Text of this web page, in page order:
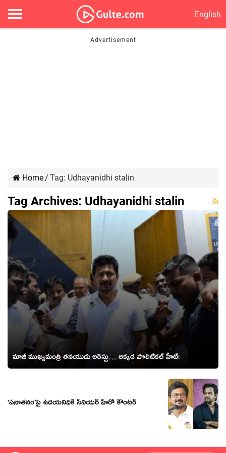
English
Home/ Tag: Udhayanidhi stalin
Tag Archives: Udhayanidhi stalin
మాజీ ముఖ్యమంత్రి తనయుడు అరెస్టు… అక్కడ పొలిటికల్ హీట్!
‘సనాతనం’పై ఉదయనిధికి సీనియర్ హీరో కౌంటర్